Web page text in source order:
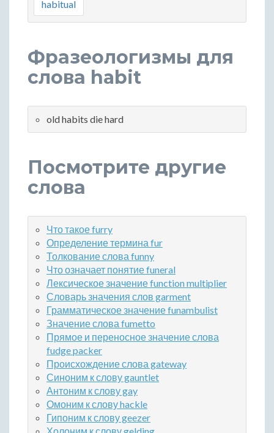
habitual
Фразеологизмы для
слова habit
old habits die hard
Посмотрите другие
слова
Что такое furry
Определение термина fur
Толкование слова funny
Что означает понятие funeral
Лексическое значение function multiplier
Словарь значения слов garment
Грамматическое значение funambulist
Значение слова fumetto
Прямое и переносное значение слова
fudge packer
Происхождение слова gateway
Синоним к слову gauntlet
Антоним к слову gay
Омоним к слову hackle
Гипоним к слову geezer